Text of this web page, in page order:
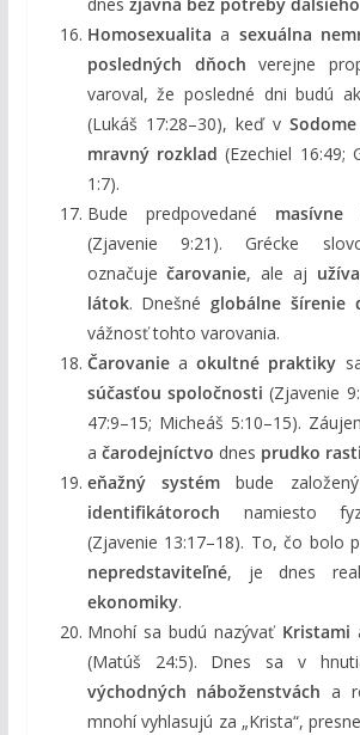
Homosexualita a sexuálna
posledných dňoch verejne
varoval, že posledné dni budú
(Lukáš 17:28–30), keď vSodome
mravný rozklad (Ezechiel 16:49;
1:7).
Bude predpovedané masívne
(Zjavenie 9:21). Grécke
označuječarovanie, ale aj
látok. Dnešnéglobálne šírenie
vážnosť tohto varovania.
Čarovanieaokultné praktiky
súčasťou spoločnosti (Zjavenie
47:9–15; Micheáš 5:10–15).
a čarodejníctvo dnes prudko
eňažný systém bude
identifikátoroch namiesto
(Zjavenie 13:17–18). To, čo bolo
nepredstaviteľné, je dnes
ekonomiky.
Mnohí sa budú nazývať Kristami
(Matúš 24:5). Dnes sa v
východných náboženstvách a
mnohí vyhlasujú za „Krista“,